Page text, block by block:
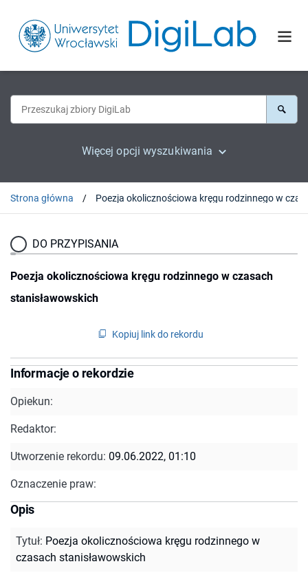
Więcej opcji wyszukiwania
Strona główna
DO PRZYPISANIA
Poezja okolicznościowa kręgu rodzinnego w czasach
stanisławowskich
Kopiuj link do rekordu
Informacje o rekordzie
Opiekun:
Redaktor:
Utworzenie rekordu: 09.06.2022, 01:10
Oznaczenie praw:
Opis
Tytuł: Poezja okolicznościowa kręgu rodzinnego w
czasach stanisławowskich